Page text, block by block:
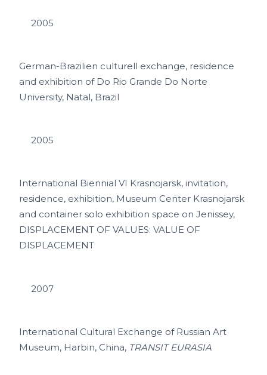
2005
German-Brazilien culturell exchange, residence
and exhibition of Do Rio Grande Do Norte
University, Natal, Brazil
2005
International Biennial VI Krasnojarsk, invitation,
residence, exhibition, Museum Center Krasnojarsk
and container solo exhibition space on Jenissey,
DISPLACEMENT OF VALUES: VALUE OF
DISPLACEMENT
2007
International Cultural Exchange of Russian Art
Museum, Harbin, China, TRANSIT EURASIA